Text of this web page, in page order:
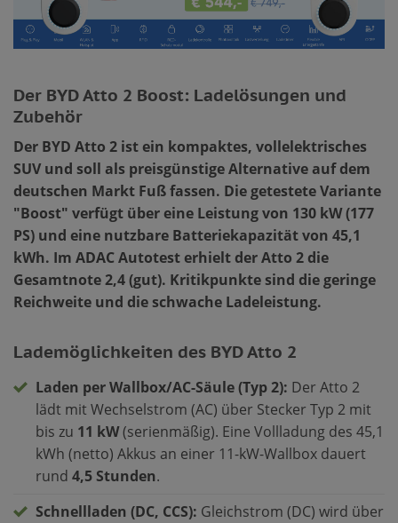
Der BYD Atto 2 Boost: Ladelösungen und
Zubehör
Der BYD Atto 2 ist ein kompaktes, vollelektrisches
SUV und soll als preisgünstige Alternative auf dem
deutschen Markt Fuß fassen. Die getestete Variante
"Boost" verfügt über eine Leistung von 130 kW (177
PS) und eine nutzbare Batteriekapazität von 45,1
kWh. Im ADAC Autotest erhielt der Atto 2 die
Gesamtnote 2,4 (gut). Kritikpunkte sind die geringe
Reichweite und die schwache Ladeleistung.
Lademöglichkeiten des BYD Atto 2
Laden per Wallbox/AC-Säule (Typ 2): Der Atto 2
lädt mit Wechselstrom (AC) über Stecker Typ 2 mit
bis zu 11 kW(serienmäßig). Eine Vollladung des 45,1
kWh (netto) Akkus an einer 11-kW-Wallbox dauert
rund 4,5 Stunden.
Schnellladen (DC, CCS): Gleichstrom (DC) wird über